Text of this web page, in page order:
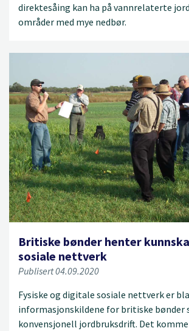
direktesåing kan ha på vannrelaterte
områder med mye nedbør.
Britiske bønder henter
sosiale nettverk
Publisert 04.09.2020
Fysiske og digitale sosiale nettverk er
informasjonskildene for britiske bønder
konvensjonell jordbruksdrift. Det